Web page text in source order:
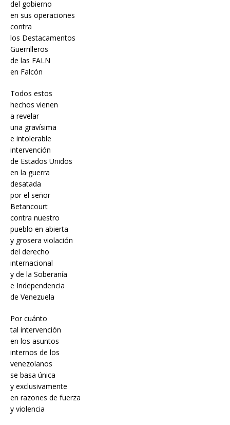
del gobierno
en sus operaciones
contra
los Destacamentos
Guerrilleros
de las FALN
en Falcón
Todos estos
hechos vienen
a revelar
una gravísima
e intolerable
intervención
de Estados Unidos
en la guerra
desatada
por el señor
Betancourt
contra nuestro
pueblo en abierta
y grosera violación
del derecho
internacional
y de la Soberanía
e Independencia
de Venezuela
Por cuánto
tal intervención
en los asuntos
internos de los
venezolanos
se basa única
y exclusivamente
en razones de fuerza
y violencia